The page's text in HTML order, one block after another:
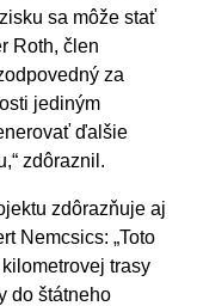
sa môže stať
Roth, člen
za
jediným
ďalšie
zdôraznil.
zdôrazňuje aj
Nemcsics: „Toto
trasy
do štátneho